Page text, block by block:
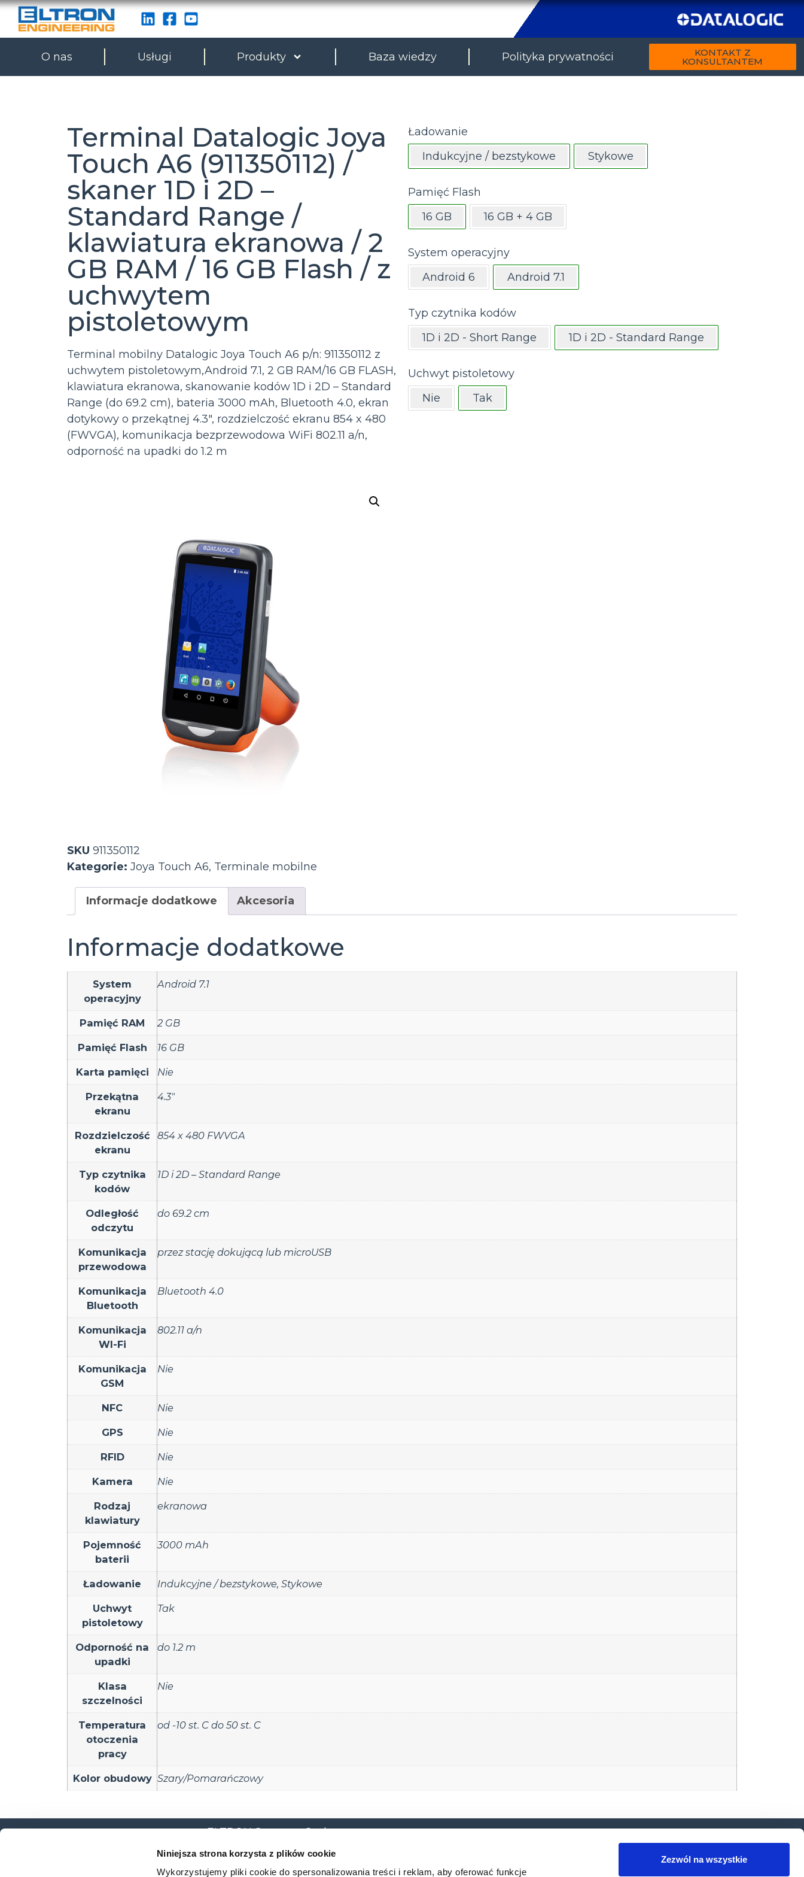
Niniejsza strona korzysta z plików cookie
Wykorzystujemy pliki cookie do spersonalizowania treści i reklam, aby oferować funkcje
Zezwól na wszystkie
O nas Usługi Produkty Baza wiedzy Polityka prywatności KONTAKT Z
KONSULTANTEM
Terminal Datalogic Joya
Touch A6 (911350112) /
skaner 1D i 2D –
Standard Range /
klawiatura ekranowa / 2
GB RAM / 16 GB Flash / z
uchwytem
pistoletowym
Terminal mobilny Datalogic Joya Touch A6 p/n: 911350112 z
uchwytem pistoletowym,Android 7.1, 2 GB RAM/16 GB FLASH,
klawiatura ekranowa, skanowanie kodów 1D i 2D – Standard
Range (do 69.2 cm), bateria 3000 mAh, Bluetooth 4.0, ekran
dotykowy o przekątnej 4.3″, rozdzielczość ekranu 854 x 480
(FWVGA), komunikacja bezprzewodowa WiFi 802.11 a/n,
odporność na upadki do 1.2 m
SKU 911350112
Kategorie: Joya Touch A6, Terminale mobilne
Ładowanie
Indukcyjne / bezstykowe
Stykowe
Pamięć Flash
16 GB
16 GB + 4 GB
System operacyjny
Android 6
Android 7.1
Typ czytnika kodów
1D i 2D - Short Range
1D i 2D - Standard Range
Uchwyt pistoletowy
Nie
Tak
Informacje dodatkowe Akcesoria
Informacje dodatkowe
System
operacyjny
Android 7.1
Pamięć RAM 2 GB
Pamięć Flash 16 GB
Karta pamięci Nie
Przekątna
ekranu
4.3"
Rozdzielczość
ekranu
854 x 480 FWVGA
Typ czytnika
kodów
1D i 2D – Standard Range
Odległość
odczytu
do 69.2 cm
Komunikacja
przewodowa
przez stację dokującą lub microUSB
Komunikacja
Bluetooth
Bluetooth 4.0
Komunikacja
WI-Fi
802.11 a/n
Komunikacja
GSM
Nie
NFC Nie
GPS Nie
RFID Nie
Kamera Nie
Rodzaj
klawiatury
ekranowa
Pojemność
baterii
3000 mAh
Ładowanie Indukcyjne / bezstykowe, Stykowe
Uchwyt
pistoletowy
Tak
Odporność na
upadki
do 1.2 m
Klasa
szczelności
Nie
Temperatura
otoczenia
pracy
od -10 st. C do 50 st. C
Kolor obudowy Szary/Pomarańczowy
ELTRON Sp. z o. o. Sp. k.
ul. Brodzka 10B
54-103 Wrocław
Produkty Datalogic Polityka prywatności